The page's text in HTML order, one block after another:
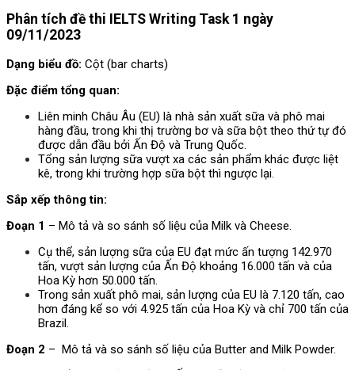
Phân tích đề thi IELTS Writing Task 1 ngày
09/11/2023
Dạng biểu đồ: Cột (bar charts)
Đặc điểm tổng quan:
Liên minh Châu Âu (EU) là nhà sản xuất sữa và phô mai
hàng đầu, trong khi thị trường bơ và sữa bột theo thứ tự đó
được dẫn đầu bởi Ấn Độ và Trung Quốc.
Tổng sản lượng sữa vượt xa các sản phẩm khác được liệt
kê, trong khi trường hợp sữa bột thì ngược lại.
Sắp xếp thông tin:
Đoạn 1 – Mô tả và so sánh số liệu của Milk và Cheese.
Cụ thể, sản lượng sữa của EU đạt mức ấn tượng 142.970
tấn, vượt sản lượng của Ấn Độ khoảng 16.000 tấn và của
Hoa Kỳ hơn 50.000 tấn.
Trong sản xuất phô mai, sản lượng của EU là 7.120 tấn, cao
hơn đáng kể so với 4.925 tấn của Hoa Kỳ và chỉ 700 tấn của
Brazil.
Đoạn 2 – Mô tả và so sánh số liệu của Butter and Milk Powder.